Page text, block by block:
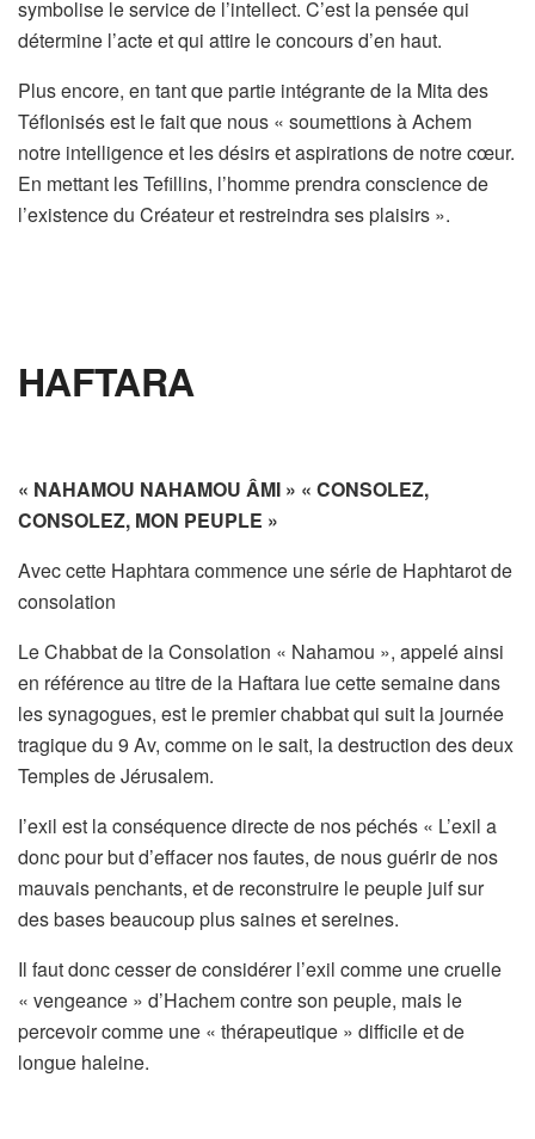
symbolise le service de l’intellect. C’est la pensée qui
détermine l’acte et qui attire le concours d’en haut.
Plus encore, en tant que partie intégrante de la Mita des
Téflonisés est le fait que nous « soumettions à Achem
notre intelligence et les désirs et aspirations de notre cœur.
En mettant les Tefillins, l’homme prendra conscience de
l’existence du Créateur et restreindra ses plaisirs ».
HAFTARA
« NAHAMOU NAHAMOU ÂMI » « CONSOLEZ,
CONSOLEZ, MON PEUPLE »
Avec cette Haphtara commence une série de Haphtarot de
consolation
Le Chabbat de la Consolation « Nahamou », appelé ainsi
en référence au titre de la Haftara lue cette semaine dans
les synagogues, est le premier chabbat qui suit la journée
tragique du 9 Av, comme on le sait, la destruction des deux
Temples de Jérusalem.
I’exil est la conséquence directe de nos péchés « L’exil a
donc pour but d’effacer nos fautes, de nous guérir de nos
mauvais penchants, et de reconstruire le peuple juif sur
des bases beaucoup plus saines et sereines.
Il faut donc cesser de considérer l’exil comme une cruelle
« vengeance » d’Hachem contre son peuple, mais le
percevoir comme une « thérapeutique » difficile et de
longue haleine.